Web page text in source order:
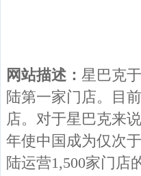
网站描述： 星巴克
陆第一家门店。目
店。对于星巴克来
年使中国成为仅次
陆运营1,500家门店